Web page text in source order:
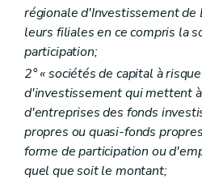
régionale d'Investissement
leurs filiales en ce compris la
participation;
2° « sociétés de capital à
d'investissement qui mettent
d'entreprises des fonds
propres ou quasi-fonds
forme de participation ou
quel que soit le montant;